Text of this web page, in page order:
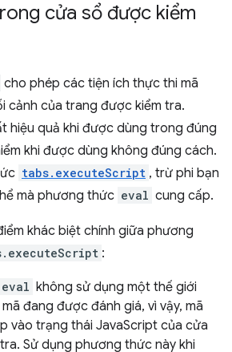
cửa sổ được kiểm
cho phép các tiện ích thực thi mã
cảnh của trang được kiểm tra.
hiệu quả khi được dùng trong đúng
khi được dùng không đúng cách.
tabs.executeScript , trừ phi bạn
mà phương thức eval cung cấp.
khác biệt chính giữa phương
:
eval không sử dụng một thế giới
đang được đánh giá, vì vậy, mã
vào trạng thái JavaScript của cửa
Sử dụng phương thức này khi